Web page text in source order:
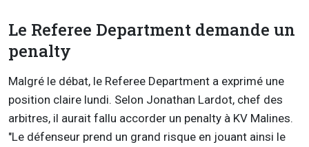
Le Referee Department demande un
penalty
Malgré le débat, le Referee Department a exprimé une
position claire lundi. Selon Jonathan Lardot, chef des
arbitres, il aurait fallu accorder un penalty à KV Malines.
"Le défenseur prend un grand risque en jouant ainsi le